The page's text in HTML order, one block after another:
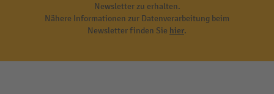
Newsletter zu erhalten.
Nähere Informationen zur Datenverarbeitung beim
Newsletter finden Sie hier.